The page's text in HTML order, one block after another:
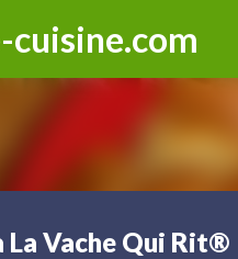
cuisine.com
La Vache Qui Rit®